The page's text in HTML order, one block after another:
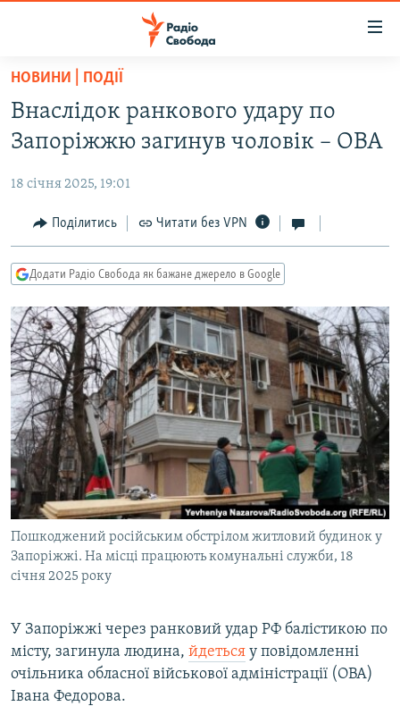
Перейти
основного
матеріалу
Перейти
до
навігації
Перейти
до
ВСЕ ЗА ДОБУ
СТАТТІ
ПОЛІТИКА
ЕКОНОМІКА
КУЛЬТУРА
СПОРТ
УКРАЇНА
СВІТ
ВІЙНА
РОСІЙСЬКА «ФІЛЬТРАЦІЯ»
КРИМ.РЕАЛІЇ
ТИ ЯК?
СХЕМИ
КИТАЙ.ВИКЛИКИ
МУЛЬТИМЕДІА
ФОТО
СПЕЦПРОЄКТИ
ПОДКАСТИ
КРИМ РЕАЛІЇ
РУС
КТАТ
ДОЛУЧАЙСЯ!
НОВИНИ | ПОДІЇ
Внаслідок ранкового удару по
Запоріжжю загинув чоловік – ОВА
18 січня 2025, 19:01
Поділитись Читати без VPN
Додати Радіо Свобода як бажане джерело в Google
Пошкоджений російським обстрілом житловий будинок у
Запоріжжі. На місці працюють комунальні служби, 18
січня 2025 року
У Запоріжжі через ранковий удар РФ балістикою по
місту, загинула людина, йдеться у повідомленні
очільника обласної військової адміністрації (ОВА)
Івана Федорова.